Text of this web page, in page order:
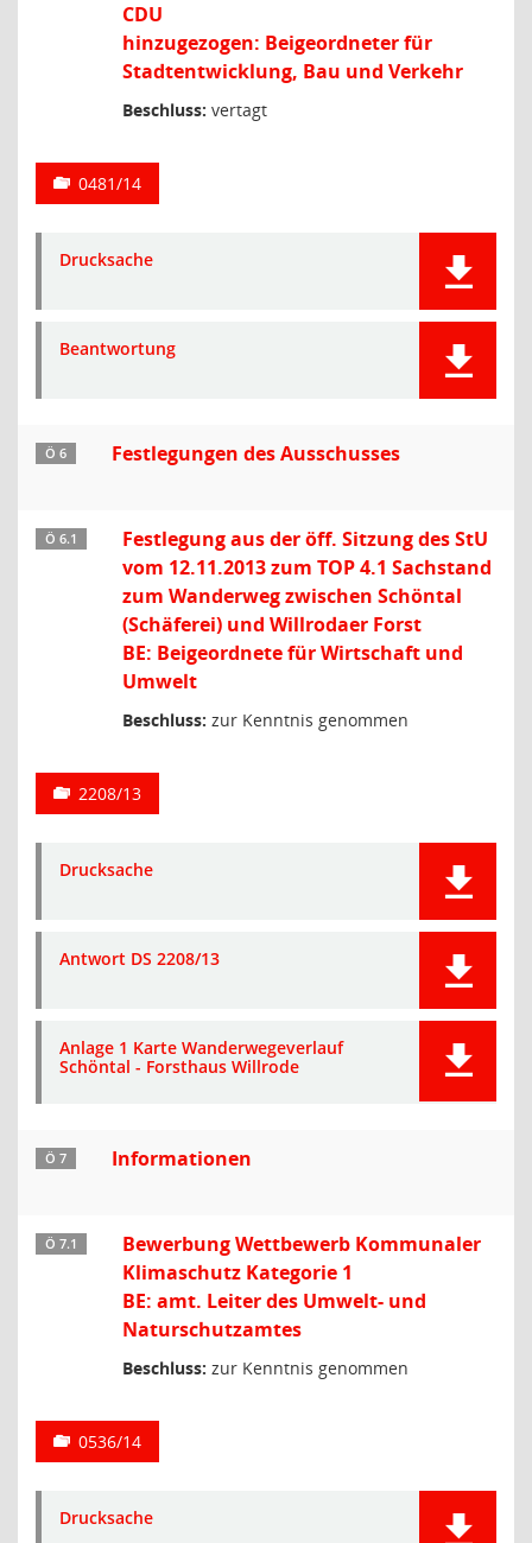
CDU
hinzugezogen: Beigeordneter für
Stadtentwicklung, Bau und Verkehr
Beschluss: vertagt
0481/14
Drucksache
Beantwortung
Ö 6 Festlegungen des Ausschusses
Ö 6.1
Festlegung aus der öff. Sitzung des StU
vom 12.11.2013 zum TOP 4.1 Sachstand
zum Wanderweg zwischen Schöntal
(Schäferei) und Willrodaer Forst
BE: Beigeordnete für Wirtschaft und
Umwelt
Beschluss: zur Kenntnis genommen
2208/13
Drucksache
Antwort DS 2208/13
Anlage 1 Karte Wanderwegeverlauf
Schöntal - Forsthaus Willrode
Ö 7 Informationen
Ö 7.1
Bewerbung Wettbewerb Kommunaler
Klimaschutz Kategorie 1
BE: amt. Leiter des Umwelt- und
Naturschutzamtes
Beschluss: zur Kenntnis genommen
0536/14
Drucksache